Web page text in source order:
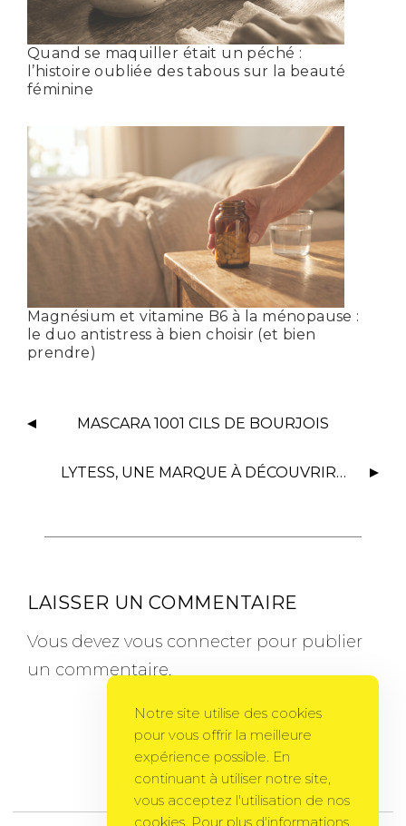
Quand se maquiller était un péché :
l’histoire oubliée des tabous sur la beauté
féminine
Magnésium et vitamine B6 à la ménopause :
le duo antistress à bien choisir (et bien
prendre)
MASCARA 1001 CILS DE BOURJOIS
LYTESS, UNE MARQUE À DÉCOUVRIR…
LAISSER UN COMMENTAIRE
Vous devez vous connecter pour publier
un commentaire.
Gema Theme by PixelGrade
Notre site utilise des cookies
pour vous offrir la meilleure
expérience possible. En
continuant à utiliser notre site,
vous acceptez l'utilisation de nos
cookies. Pour plus d'informations,